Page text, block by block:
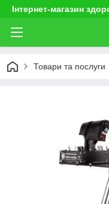
Інтернет-магазин
Товари та послуги